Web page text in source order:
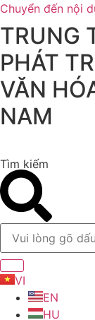
Chuyển đến nội
TRUNG
PHÁT
VĂN
NAM
Tìm kiếm
VI
EN
HU